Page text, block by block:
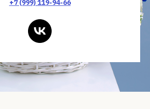
+7 (999) 119-94-66